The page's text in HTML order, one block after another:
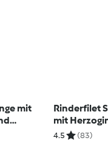
mit
Rinderfilet
mit
Kartoffeln
4.5 (83)